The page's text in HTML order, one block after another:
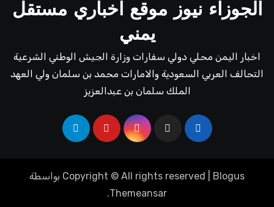
الجوزاء نيوز موقع اخباري مستقل
يمني
اخبار اليمن محلي دولي سفارات وزارة الجيش الوطني الشرعية
التحالف العربي السعودية والامارات محمد بن سلمان ولي العهد
الملك سلمان بن عبدالعزيز
Copyright © All rights reserved Blogus
بواسطة
Themeansar
.